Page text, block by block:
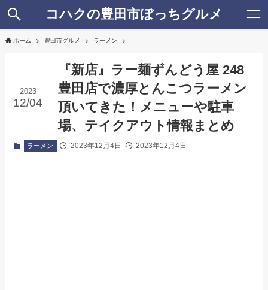
コハクの豊田市ぼっちグルメ
ホーム 豊田市グルメ ラーメン
『新店』ラー麺ずんどう屋 248
豊田店で濃厚とんこつラーメン
頂いてきた！メニューや駐車
場、テイクアウト情報まとめ
2023
12/04
ラーメン 2023年12月4日 2023年12月4日